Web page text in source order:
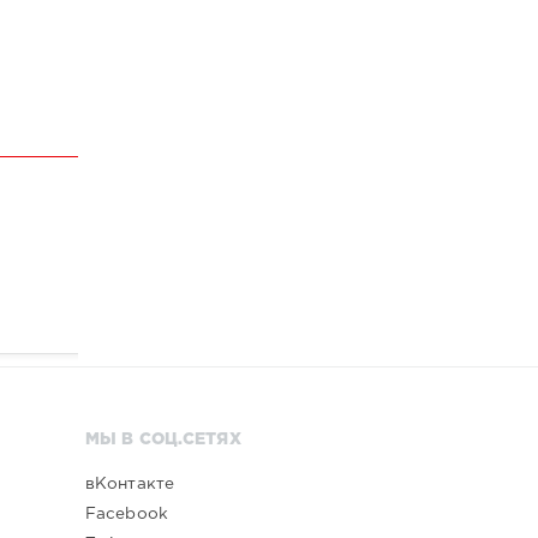
МЫ В СОЦ.СЕТЯХ
вКонтакте
Facebook